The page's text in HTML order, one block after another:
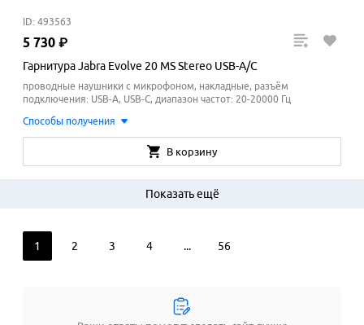
ID: 493563
5 730 ₽
Гарнитура Jabra Evolve 20 MS Stereo USB-A/C
проводные наушники с микрофоном, накладные, разъём
подключения: USB-A, USB-C, диапазон частот: 20-20000 Гц
Способы получения
В корзину
1 2 3 4 ... 56
Показать ещё